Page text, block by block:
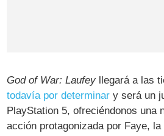
God of War: Laufey llegará a las
todavía por determinar y será un
PlayStation 5, ofreciéndonos una
acción protagonizada por Faye,